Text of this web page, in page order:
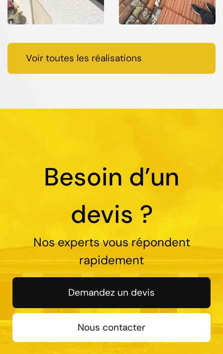
Voir toutes les réalisations
Besoin d’un
devis ?
Nos experts vous répondent
rapidement
Demandez un devis
Nous contacter